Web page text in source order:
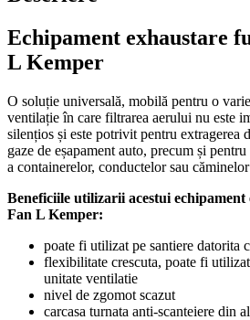
Echipament exhaustare
L Kemper
O soluție universală, mobilă pentru o
ventilație în care filtrarea aerului nu este
silențios și este potrivit pentru extragerea
gaze de eșapament auto, precum și
a containerelor, conductelor sau
Beneficiile utilizarii acestui
Fan L Kemper:
poate fi utilizat pe santiere datorita
flexibilitate crescuta, poate fi
unitate ventilatie
nivel de zgomot scazut
carcasa turnata anti-scanteiere din